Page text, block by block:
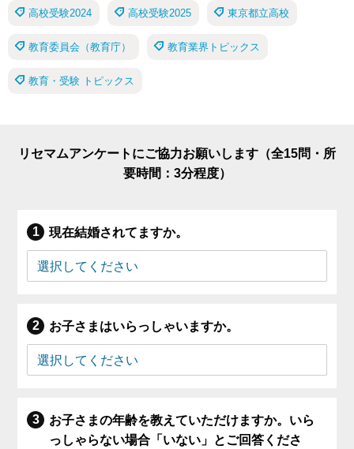
高校受験2024 高校受験2025 東京都立高校
教育委員会（教育庁） 教育業界トピックス
教育・受験 トピックス
リセマムアンケートにご協力お願いします（全15問・所
要時間：3分程度）
現在結婚されてますか。
お子さまはいらっしゃいますか。
お子さまの年齢を教えていただけますか。いら
っしゃらない場合「いない」とご回答くださ